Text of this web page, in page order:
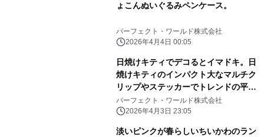
ょこんぬいぐるみペンケース。
パーフェクト・ワールド株式会社
2026年4月4日 00:05
日焼けキティでデコるとイマドキ。日
焼けキティのインパクト大なマルチク
リップやステッカーでトレンドの平成
レトロ感ばっちりです。
パーフェクト・ワールド株式会社
2026年4月3日 23:05
淡いピンクが春らしいちいかわのラン